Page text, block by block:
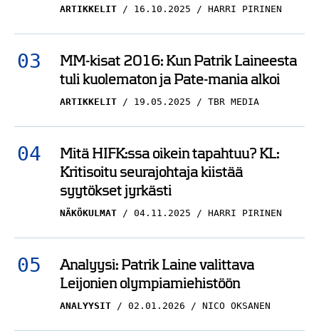
ARTIKKELIT 16.10.2025 HARRI PIRINEN
MM-kisat 2016: Kun Patrik Laineesta
tuli kuolematon ja Pate-mania alkoi
ARTIKKELIT 19.05.2025 TBR MEDIA
Mitä HIFK:ssa oikein tapahtuu? KL:
Kritisoitu seurajohtaja kiistää
syytökset jyrkästi
NÄKÖKULMAT 04.11.2025 HARRI PIRINEN
Analyysi: Patrik Laine valittava
Leijonien olympiamiehistöön
ANALYYSIT 02.01.2026 NICO OKSANEN